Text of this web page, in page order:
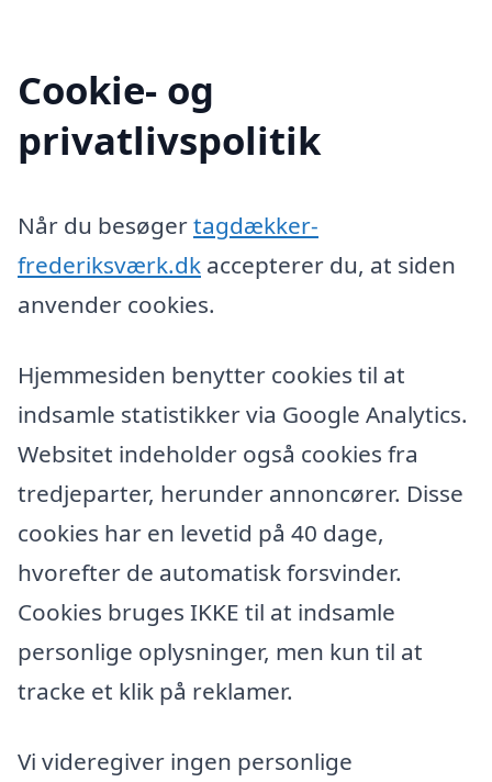
Cookie- og
privatlivspolitik
Når du besøgertagdækker-
frederiksværk.dk accepterer du, at siden
anvender cookies.
Hjemmesiden benytter cookies til at
indsamle statistikker via Google Analytics.
Websitet indeholder også cookies fra
tredjeparter, herunder annoncører. Disse
cookies har en levetid på 40 dage,
hvorefter de automatisk forsvinder.
Cookies bruges IKKE til at indsamle
personlige oplysninger, men kun til at
tracke et klik på reklamer.
Vi videregiver ingen personlige